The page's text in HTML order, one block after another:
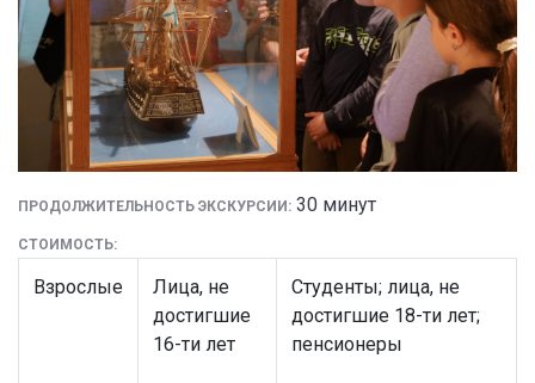
ПРОДОЛЖИТЕЛЬНОСТЬ ЭКСКУРСИИ: 30 минут
СТОИМОСТЬ:
Взрослые
Лица, не
достигшие
16-ти лет
Студенты; лица, не
достигшие 18-ти лет;
пенсионеры